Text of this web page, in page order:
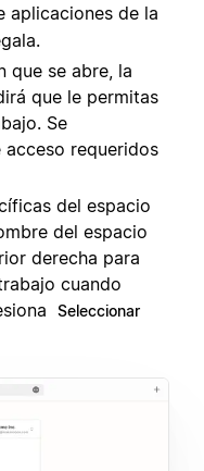
aplicaciones de la
que se abre, la
que le permitas
Se
requeridos
del espacio
del espacio
derecha para
cuando
Seleccionar